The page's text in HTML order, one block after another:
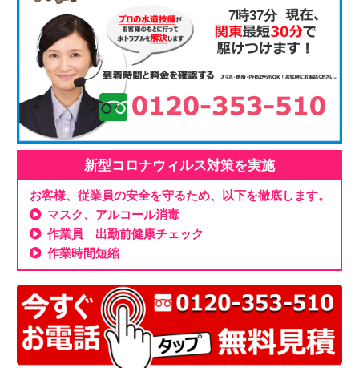
7時37分
新型コロナウィルス対策を実施
お客様、従業員の安全を守るため、以下を徹底します。
マスク、アルコール消毒
作業員 出勤前健康チェック
作業時間短縮